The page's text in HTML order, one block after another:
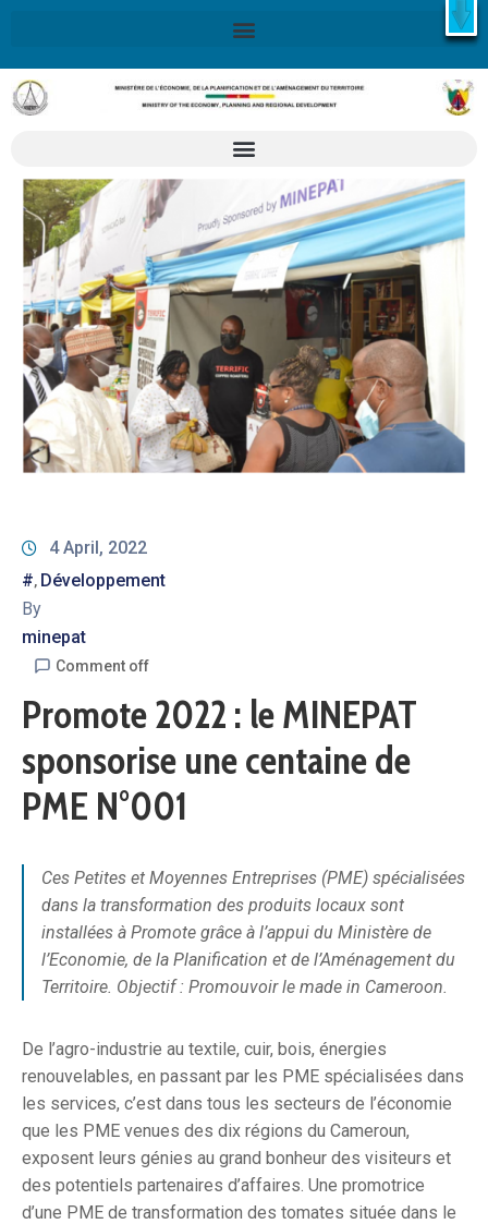
X
Retrouvez ici la Stratégie Nationale de Développement 2020-
2030SND30
En savoir plus
4 April, 2022
#‚ Développement
By
minepat
Comment off
Promote 2022 : le MINEPAT
sponsorise une centaine de
PME N°001
Ces Petites et Moyennes Entreprises (PME) spécialisées
dans la transformation des produits locaux sont
installées à Promote grâce à l’appui du Ministère de
l’Economie, de la Planification et de l’Aménagement du
Territoire. Objectif : Promouvoir le made in Cameroon.
De l’agro-industrie au textile, cuir, bois, énergies
renouvelables, en passant par les PME spécialisées dans
les services, c’est dans tous les secteurs de l’économie
que les PME venues des dix régions du Cameroun,
exposent leurs génies au grand bonheur des visiteurs et
des potentiels partenaires d’affaires. Une promotrice
d’une PME de transformation des tomates située dans le